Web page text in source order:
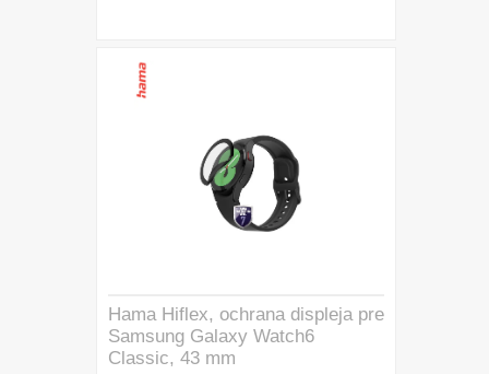
Hama Hiflex, ochrana displeja pre
Samsung Galaxy Watch6
Classic, 43 mm